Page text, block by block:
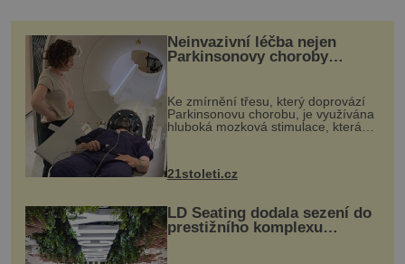
Neinvazivní léčba nejen
Parkinsonovy choroby
Ke zmírnění třesu, který doprovází
Parkinsonovu chorobu, je využívána
hluboká mozková stimulace, která
však vyžaduje vysoce invazivní
zákrok. Ultrazvuk zase není vhodný
k dostatečně přesnému zacílení ...
21stoleti.cz
LD Seating dodala sezení do
prestižního komplexu
MediaCityUK v Salfordu